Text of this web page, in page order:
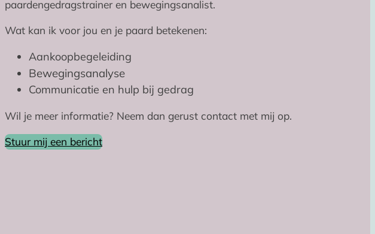
paardengedragstrainer en bewegingsanalist.
Wat kan ik voor jou en je paard betekenen:
Aankoopbegeleiding
Bewegingsanalyse
Communicatie en hulp bij gedrag
Wil je meer informatie? Neem dan gerust contact met mij op.
Stuur mij een bericht